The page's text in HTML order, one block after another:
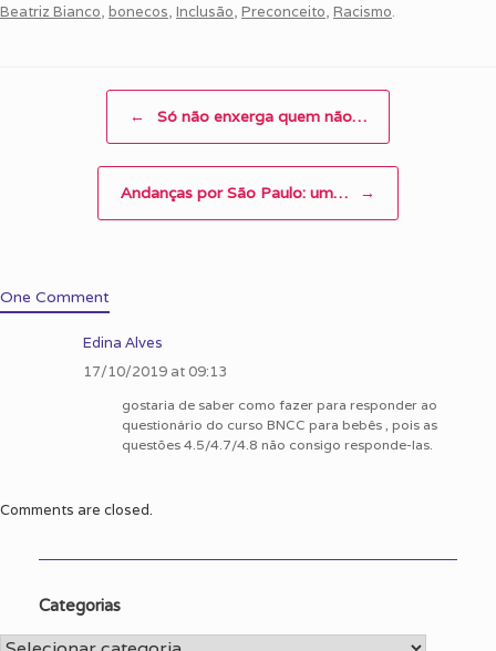
Beatriz Bianco, bonecos, Inclusão, Preconceito, Racismo.
← Só não enxerga quem não…
Andanças por São Paulo: um… →
One Comment
Edina Alves
17/10/2019 at 09:13
gostaria de saber como fazer para responder ao
questionário do curso BNCC para bebês , pois as
questões 4.5/4.7/4.8 não consigo responde-las.
Comments are closed.
Categorias
Categorias